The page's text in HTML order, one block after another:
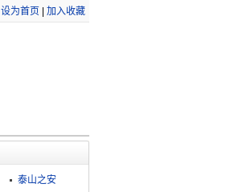
设为首页 加入收藏
泰山之安